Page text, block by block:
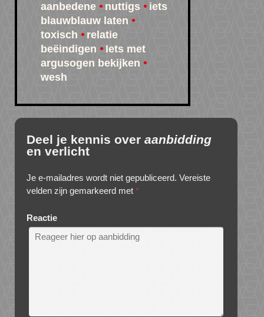
aanbedene
nuttigs
iets
blauwblauw laten
toxisch
relatie
beëindigen
Iets met
argusogen bekijken
wesh
Deel je kennis over aanbidding
en verlicht
Je e-mailadres wordt niet gepubliceerd. Vereiste
velden zijn gemarkeerd met *
Reactie